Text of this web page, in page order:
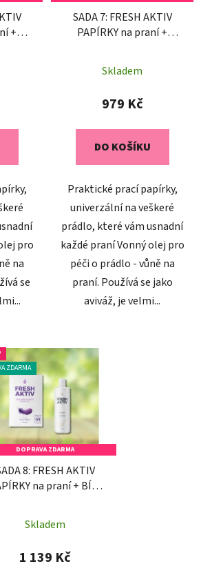
+
pro
na
se
SADA 7: FRESH AKTIV
PAPÍRKY na praní +
Skladem
979 Kč
DO KOŠÍKU
Praktické prací papírky,
univerzální na veškeré
prádlo, které vám usnadní
každé praní Vonný olej pro
péči o prádlo - vůně na
praní. Používá se jako
aviváž, je velmi...
ZDARMA
DOPRAVA ZDARMA
8: FRESH AKTIV
na praní + BÍLÝ
Skladem
1 139 Kč